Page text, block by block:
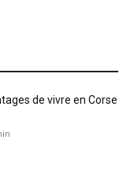
de vivre en Corse